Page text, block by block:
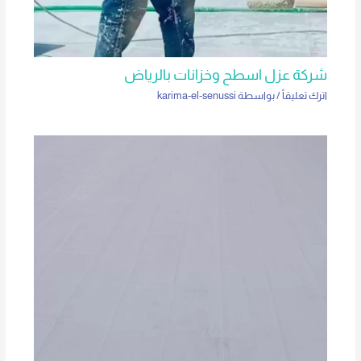
شركة عزل اسطح وخزانات بالرياض
اترك تعليقاً / بواسطة karima-el-senussi